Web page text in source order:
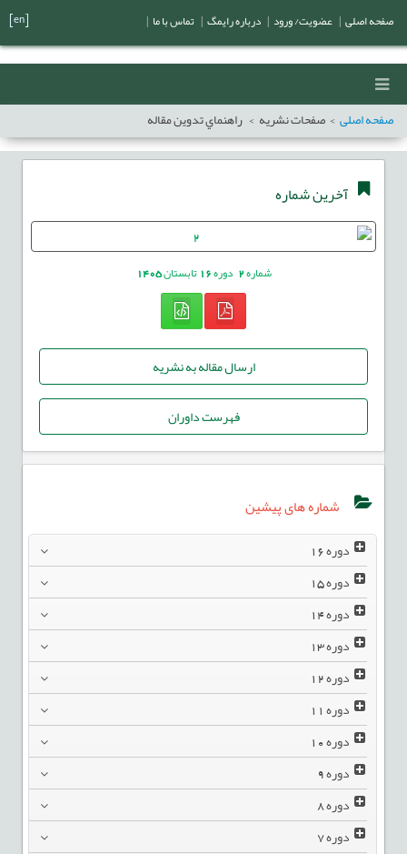
صفحه اصلی صفحات نشریه راهنماي تدوين مقاله
آخرین شماره
شماره2 دوره16تابستان1405
ارسال مقاله به نشریه
فهرست داوران
شماره های پیشین
دوره16
دوره15
دوره14
دوره13
دوره12
دوره11
دوره10
دوره9
دوره8
دوره7
صفحه اصلی عضویت/ ورود درباره رایمگ تماس با ما